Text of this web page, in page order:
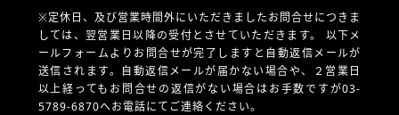
※定休日、及び営業時間外にいただきましたお問合せにつきま
しては、翌営業日以降の受付とさせていただきます。 以下メ
ールフォームよりお問合せが完了しますと自動返信メールが
送信されます。自動返信メールが届かない場合や、
２営業日
以上経ってもお問合せの返信がない場合はお手数ですが03-
5789-6870へお電話にてご連絡ください。